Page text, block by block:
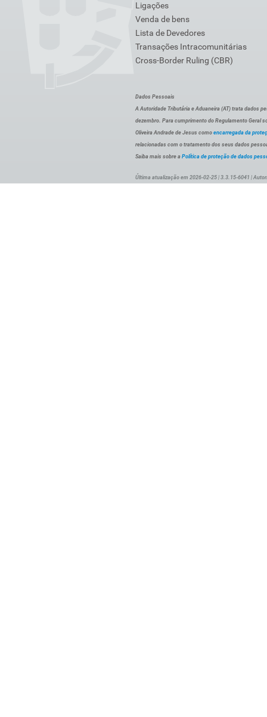
Ligações
Venda de bens
Lista de Devedores
Transações Intracomunitárias
Cross-Border Ruling (CBR)
Dados Pessoais
A Autoridade Tributária e Aduaneira (AT) trata dados
dezembro. Para cumprimento do Regulamento Geral
Oliveira Andrade de Jesus como encarregada da
relacionadas com o tratamento dos seus dados
Saiba mais sobre a Política de proteção de dados
Última atualização em 2026-02-25 | 3.3.15-6041 |